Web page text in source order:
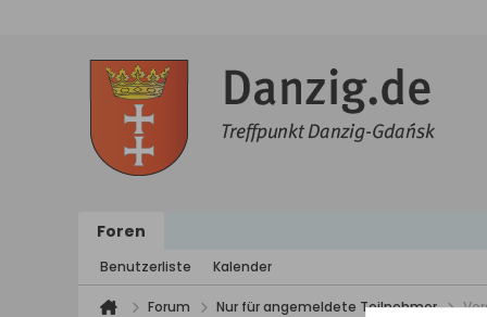
Foren
Benutzerliste Kalender
Forum Nur für angemeldete Teilnehmer